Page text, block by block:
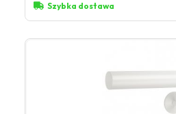
Szybka dostawa